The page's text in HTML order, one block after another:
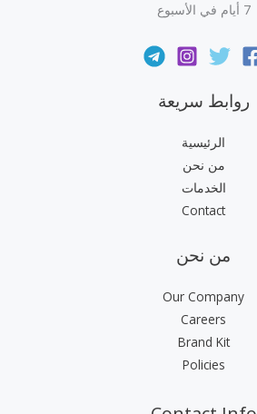
7 أيام في الأسبوع
روابط سريعة
الرئيسية
من نحن
الخدمات
Contact
من نحن
Our Company
Careers
Brand Kit
Policies